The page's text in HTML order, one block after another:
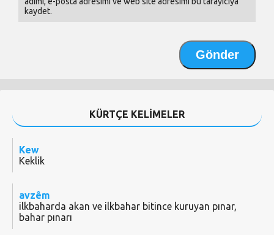
kaydet.
KÜRTÇE KELİMELER
Kew
Keklik
avzêm
ilkbaharda akan ve ilkbahar bitince kuruyan pınar,
bahar pınarı